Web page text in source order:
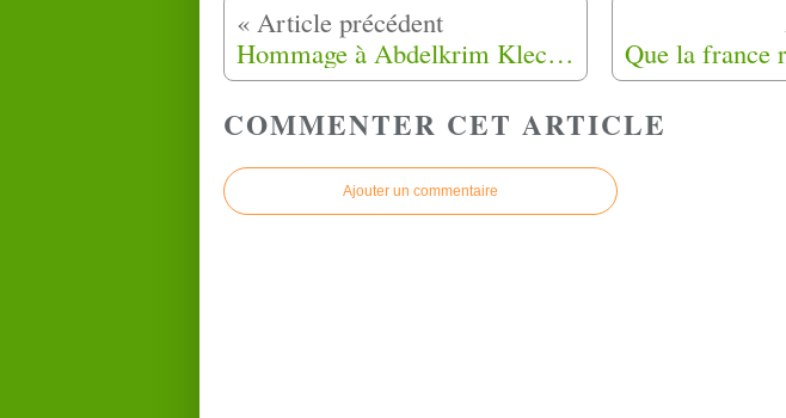
Hommage à Abdelkrim Klech, par Hamed Bourouffala (3)
COMMENTER CET ARTICLE
Ajouter un commentaire